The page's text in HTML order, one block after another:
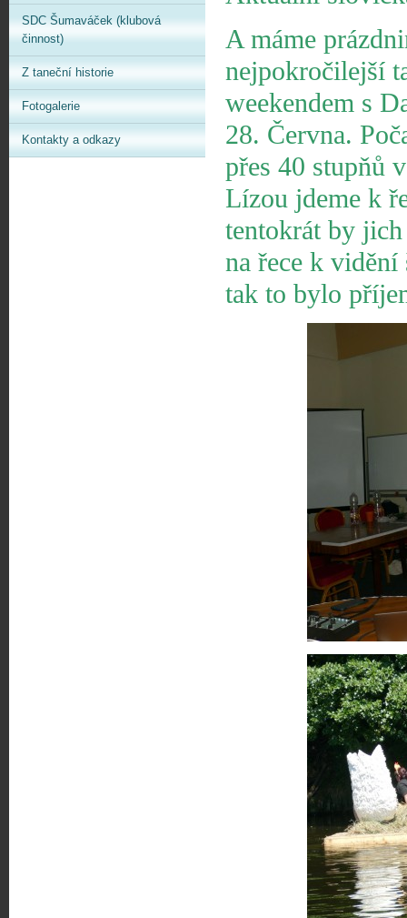
A máme
nejpokročilejší
weekendem s
28. Června.
přes 40 stupňů
Lízou jdeme k
tentokrát by
na řece k
tak to bylo
SDC Šumaváček (klubová
činnost)
Z taneční historie
Fotogalerie
Kontakty a odkazy